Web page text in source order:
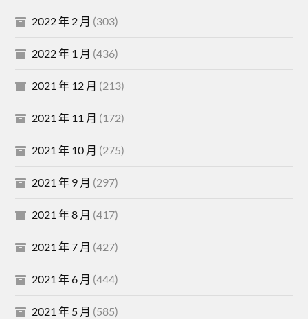
2022 年 2 月 (303)
2022 年 1 月 (436)
2021 年 12 月 (213)
2021 年 11 月 (172)
2021 年 10 月 (275)
2021 年 9 月 (297)
2021 年 8 月 (417)
2021 年 7 月 (427)
2021 年 6 月 (444)
2021 年 5 月 (585)